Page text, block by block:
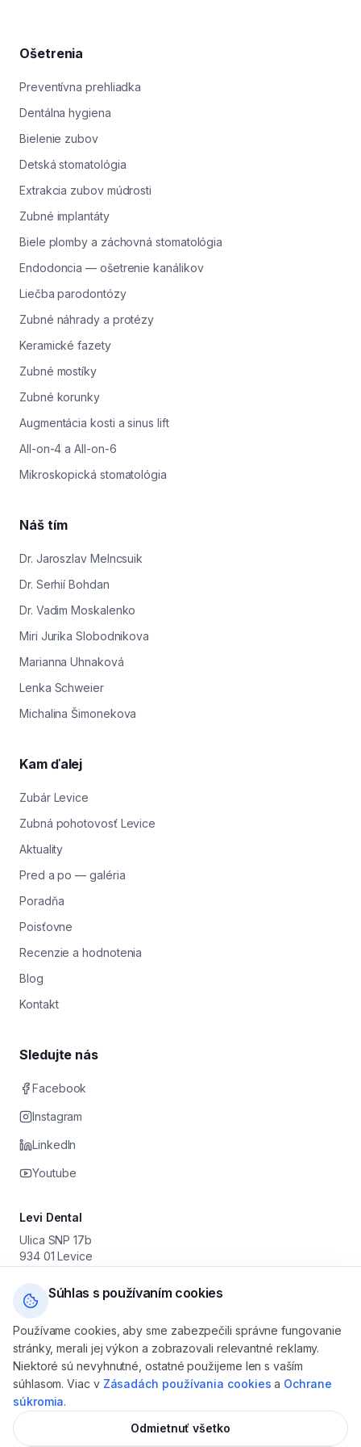
Ústna sprcha je doplnok, no nikdy nie náhrada
Ošetrenia
Preventívna prehliadka
Dentálna hygiena
Bielenie zubov
Detská stomatológia
Extrakcia zubov múdrosti
Zubné implantáty
Biele plomby a záchovná stomatológia
Endodoncia — ošetrenie kanálikov
Liečba parodontózy
Zubné náhrady a protézy
Keramické fazety
Zubné mostíky
Zubné korunky
Augmentácia kosti a sinus lift
All-on-4 a All-on-6
Mikroskopická stomatológia
Náš tím
Dr. Jaroszlav Melncsuik
Dr. Serhií Bohdan
Dr. Vadim Moskalenko
Miri Jurika Slobodnikova
Marianna Uhnaková
Lenka Schweier
Michalina Šimonekova
Kam ďalej
Zubár Levice
Zubná pohotovosť Levice
Aktuality
Pred a po — galéria
Poradňa
Poisťovne
Recenzie a hodnotenia
Blog
Kontakt
Sledujte nás
Facebook
Instagram
LinkedIn
Youtube
Levi Dental
Ulica SNP 17b
934 01 Levice
IČO: 55 630 251 · DIČ: 2122046179 · IČ DPH: SK2122046179
+421 905 616 800
levicedental@gmail.com
Po — Pia: 08:00 — 16:00
So — Ne: na objednávku
Súhlas s používaním cookies
Používame cookies, aby sme zabezpečili správne fungovanie
stránky, merali jej výkon a zobrazovali relevantné reklamy.
Niektoré sú nevyhnutné, ostatné použijeme len s vaším
súhlasom. Viac v Zásadách používania cookies a Ochrane
súkromia.
Odmietnuť všetko